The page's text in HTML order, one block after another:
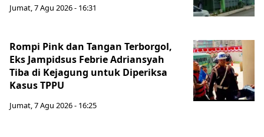
Jumat, 7 Agu 2026 - 16:31
Rompi Pink dan Tangan Terborgol,
Eks Jampidsus Febrie Adriansyah
Tiba di Kejagung untuk Diperiksa
Kasus TPPU
Jumat, 7 Agu 2026 - 16:25